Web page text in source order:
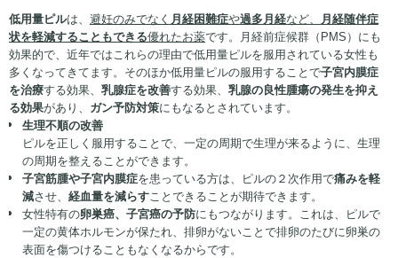
低用量ピルは、 避妊のみでなく 月経困難症や過多月経など、
月経随伴症
状を軽減することもできる優れたお薬です。月経前症候群（PMS）にも
効果的で、近年ではこれらの理由で低用量ピルを服用されている女性も
多くなってきてます。そのほか低用量ピルの服用することで子宮内膜症
を治療する効果、 乳腺症を改善する効果、 乳腺の良性腫瘍の発生を抑え
る効果があり、 ガン予防対策にもなるとされています。
生理不順の改善
ピルを正しく服用することで、一定の周期で生理が来るように、生理
の周期を整えることができます。
子宮筋腫や子宮内膜症を患っている方は、ピルの２次作用で痛みを軽
減させ、 経血量を減らすことできることが期待できます。
女性特有の卵巣癌、子宮癌の予防にもつながります。これは、ピルで
一定の黄体ホルモンが保たれ、排卵がないことで排卵のたびに卵巣の
表面を傷つけることもなくなるからです。